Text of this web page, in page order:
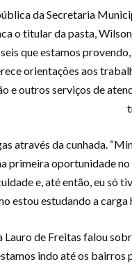
da Secretaria
o titular da pasta,
que estamos
orientações aos
e outros serviços de
através da cunhada.
primeira oportunidade
e, até então, eu só
estou estudando a
de Freitas falou
indo até os